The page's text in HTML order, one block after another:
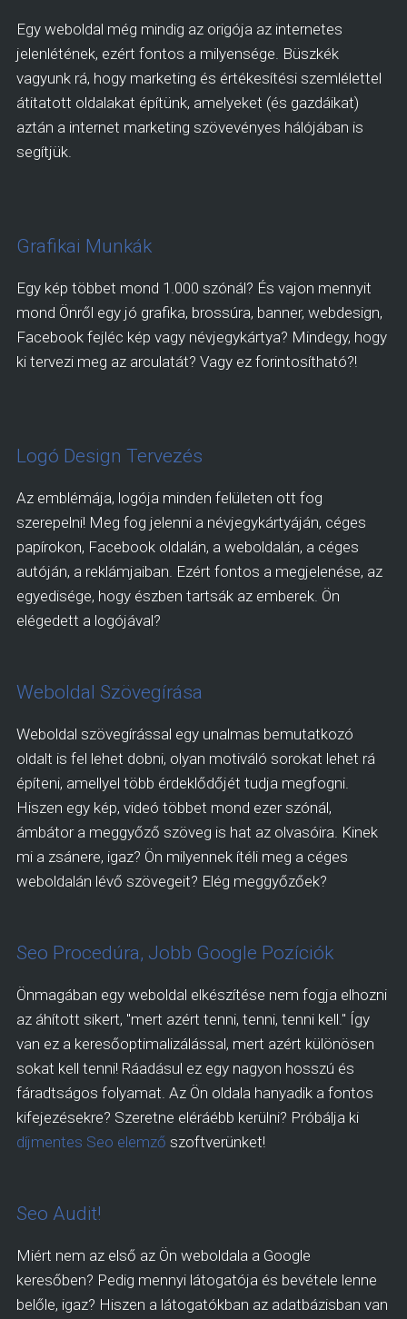
Egy weboldal még mindig az origója az internetes
jelenlétének, ezért fontos a milyensége. Büszkék
vagyunk rá, hogy marketing és értékesítési szemlélettel
átitatott oldalakat építünk, amelyeket (és gazdáikat)
aztán a internet marketing szövevényes hálójában is
segítjük.
Grafikai Munkák
Egy kép többet mond 1.000 szónál? És vajon mennyit
mond Önről egy jó grafika, brossúra, banner, webdesign,
Facebook fejléc kép vagy névjegykártya? Mindegy, hogy
ki tervezi meg az arculatát? Vagy ez forintosítható?!
Logó Design Tervezés
Az emblémája, logója minden felületen ott fog
szerepelni! Meg fog jelenni a névjegykártyáján, céges
papírokon, Facebook oldalán, a weboldalán, a céges
autóján, a reklámjaiban. Ezért fontos a megjelenése, az
egyedisége, hogy észben tartsák az emberek. Ön
elégedett a logójával?
Weboldal Szövegírása
Weboldal szövegírással egy unalmas bemutatkozó
oldalt is fel lehet dobni, olyan motiváló sorokat lehet rá
építeni, amellyel több érdeklődőjét tudja megfogni.
Hiszen egy kép, videó többet mond ezer szónál,
ámbátor a meggyőző szöveg is hat az olvasóira. Kinek
mi a zsánere, igaz? Ön milyennek ítéli meg a céges
weboldalán lévő szövegeit? Elég meggyőzőek?
Seo Procedúra, Jobb Google Pozíciók
Önmagában egy weboldal elkészítése nem fogja elhozni
az áhított sikert, "mert azért tenni, tenni, tenni kell." Így
van ez a keresőoptimalizálással, mert azért különösen
sokat kell tenni! Ráadásul ez egy nagyon hosszú és
fáradtságos folyamat. Az Ön oldala hanyadik a fontos
kifejezésekre? Szeretne eléráébb kerülni? Próbálja ki
díjmentes Seo elemző szoftverünket!
Seo Audit!
Miért nem az első az Ön weboldala a Google
keresőben? Pedig mennyi látogatója és bevétele lenne
belőle, igaz? Hiszen a látogatókban az adatbázisban van